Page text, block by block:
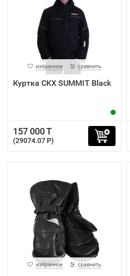
избранное сравнить
Куртка CKX SUMMIT Black
157 000 T
(29074.07 P)
избранное сравнить